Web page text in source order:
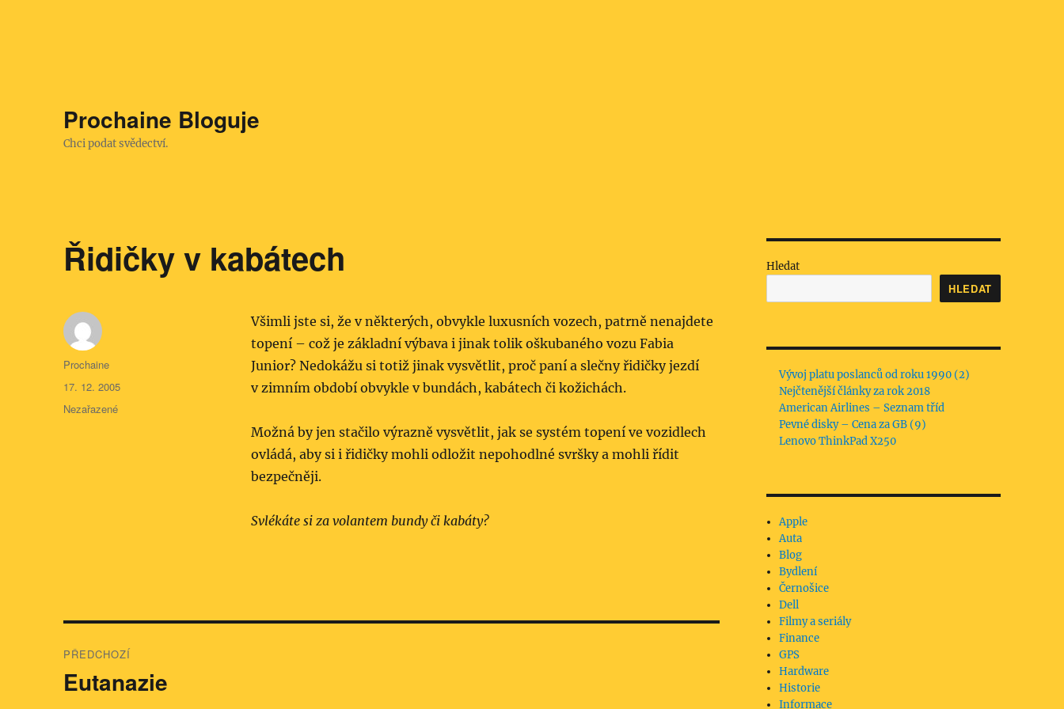
Prochaine Bloguje
Chci podat svědectví.
Řidičky v kabátech
Všimli jste si, že v některých, obvykle luxusních vozech, patrně nenajdete
topení – což je základní výbava i jinak tolik oškubaného vozu Fabia
Junior? Nedokážu si totiž jinak vysvětlit, proč paní a slečny řidičky jezdí
v zimním období obvykle v bundách, kabátech či kožichách.
Možná by jen stačilo výrazně vysvětlit, jak se systém topení ve vozidlech
ovládá, aby si i řidičky mohli odložit nepohodlné svršky a mohli řídit
bezpečněji.
Svlékáte si za volantem bundy či kabáty?
Autor:
Prochaine
Publikováno:
17. 12. 2005
Rubriky:
Nezařazené
pro
PŘEDCHOZÍ
Předchozí
Eutanazie
Hledat
HLEDAT
Vývoj platu poslanců od roku 1990 (2)
Nejčtenější články za rok 2018
American Airlines – Seznam tříd
Pevné disky – Cena za GB (9)
Lenovo ThinkPad X250
Apple
Auta
Blog
Bydlení
Černošice
Dell
Filmy a seriály
Finance
GPS
Hardware
Historie
Informace